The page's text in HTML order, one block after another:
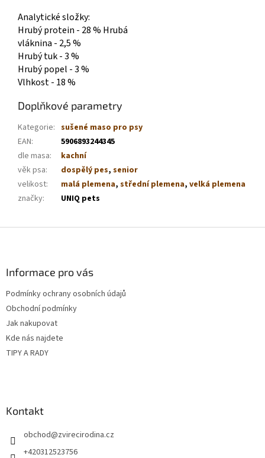
Analytické složky:
Hrubý protein - 28 % Hrubá
vláknina - 2,5 %
Hrubý tuk - 3 %
Hrubý popel - 3 %
Vlhkost - 18 %
Doplňkové parametry
Kategorie: sušené maso pro psy
EAN:
5906893244345
dle masa:
kachní
věk psa: dospělý pes, senior
velikost: malá plemena, střední plemena, velká plemena
značky: UNIQ pets
Informace pro vás
Podmínky ochrany osobních údajů
Obchodní podmínky
Jak nakupovat
Kde nás najdete
TIPY A RADY
Kontakt
obchod@zvirecirodina.cz
+420312523756